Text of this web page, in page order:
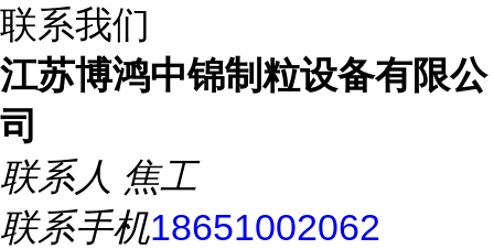
联系我们
江苏博鸿中锦制粒设备有限公
司
联系人 焦工
联系手机18651002062